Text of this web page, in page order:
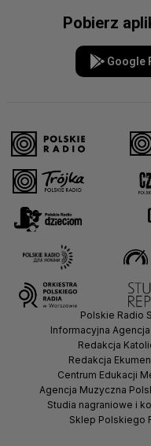
Pobierz
Google
Polskie Radio
Informacyjna
Redakcja
Redakcja
Centrum Edukacji
Agencja Muzyczna
Studia nagraniowe i
Sklep Polskiego